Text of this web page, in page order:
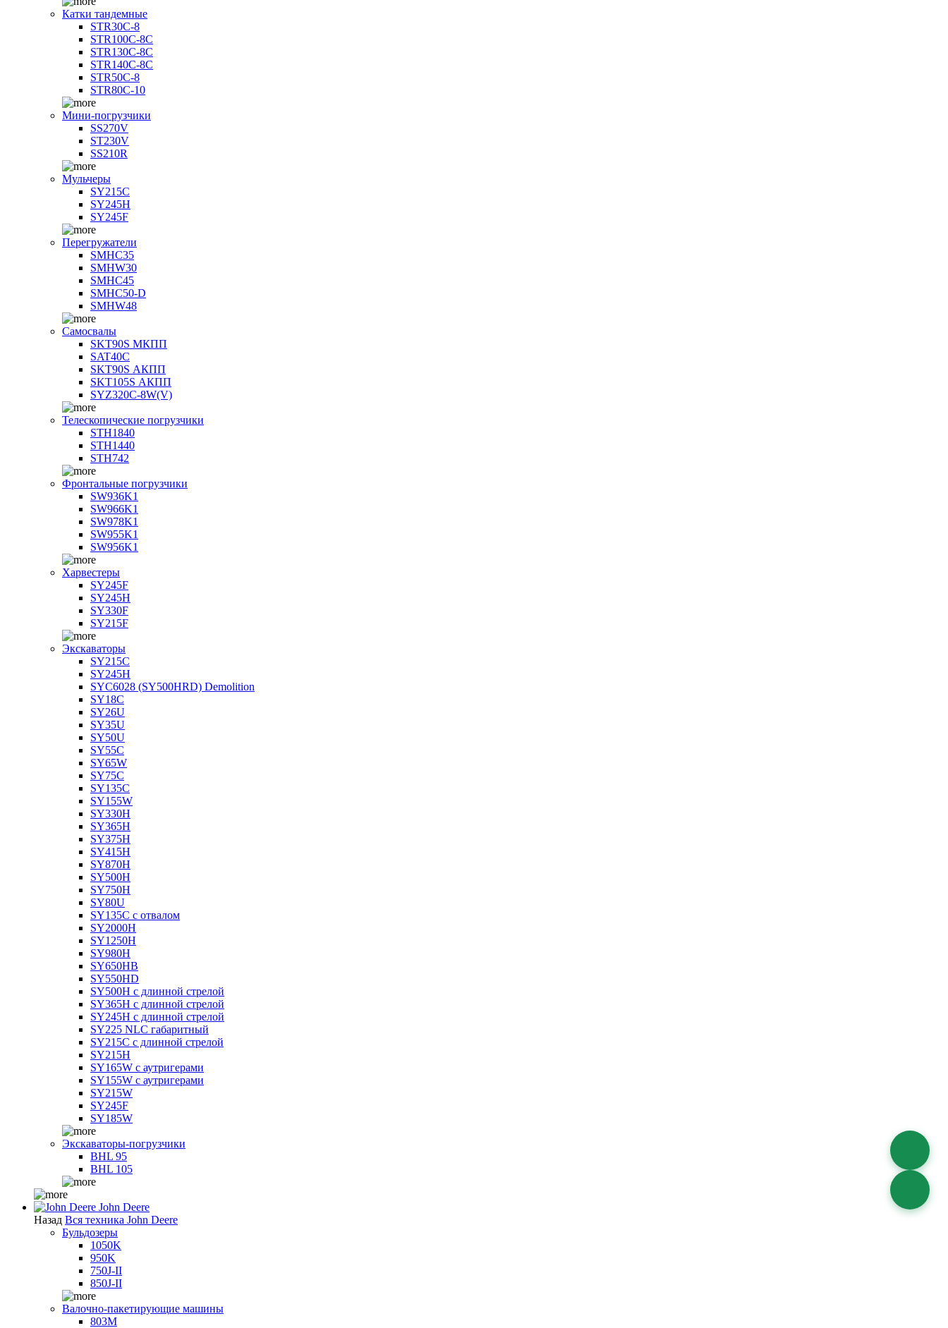
Катки тандемные
STR30C-8
STR100C-8С
STR130C-8С
STR140C-8С
STR50C-8
STR80C-10
Мини-погрузчики
SS270V
ST230V
SS210R
Мульчеры
SY215C
SY245H
SY245F
Перегружатели
SMHC35
SMHW30
SMHC45
SMHC50-D
SMHW48
Самосвалы
SKT90S МКПП
SAT40C
SKT90S АКПП
SKT105S АКПП
SYZ320C-8W(V)
Телескопические погрузчики
STH1840
STH1440
STH742
Фронтальные погрузчики
SW936K1
SW966K1
SW978K1
SW955K1
SW956K1
Харвестеры
SY245F
SY245H
SY330F
SY215F
Экскаваторы
SY215C
SY245H
SYC6028 (SY500HRD) Demolition
SY18C
SY26U
SY35U
SY50U
SY55C
SY65W
SY75C
SY135C
SY155W
SY330H
SY365H
SY375H
SY415H
SY870H
SY500H
SY750H
SY80U
SY135C с отвалом
SY2000H
SY1250H
SY980H
SY650HB
SY550HD
SY500H с длинной стрелой
SY365H с длинной стрелой
SY245H с длинной стрелой
SY225 NLC габаритный
SY215C с длинной стрелой
SY215H
SY165W с аутригерами
SY155W с аутригерами
SY215W
SY245F
SY185W
Экскаваторы-погрузчики
BHL 95
BHL 105
John Deere
Назад Вся техника John Deere
Бульдозеры
1050K
950K
750J-II
850J-II
Валочно-пакетирующие машины
803M